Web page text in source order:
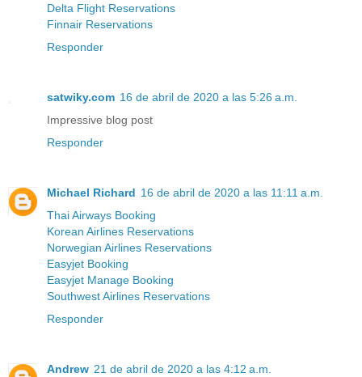
Delta Flight Reservations
Finnair Reservations
Responder
satwiky.com 16 de abril de 2020 a las 5:26 a.m.
Impressive blog post
Responder
Michael Richard 16 de abril de 2020 a las 11:11 a.m.
Thai Airways Booking
Korean Airlines Reservations
Norwegian Airlines Reservations
Easyjet Booking
Easyjet Manage Booking
Southwest Airlines Reservations
Responder
Andrew 21 de abril de 2020 a las 4:12 a.m.